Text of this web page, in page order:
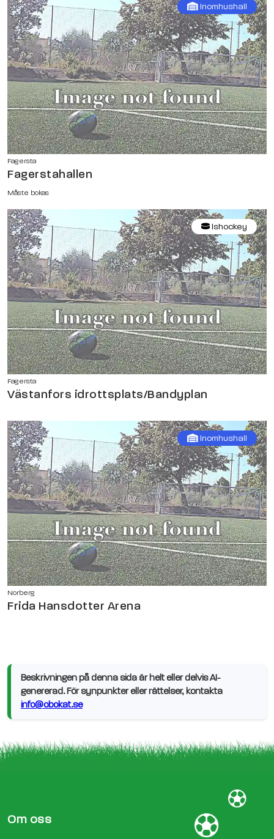
Inomhushall
Fagersta
Fagerstahallen
Måste bokas
Ishockey
Fagersta
Västanfors idrottsplats/Bandyplan
Inomhushall
Norberg
Frida Hansdotter Arena
Beskrivningen på denna sida är helt eller delvis AI-
genererad. För synpunkter eller rättelser, kontakta
info@obokat.se
Om oss